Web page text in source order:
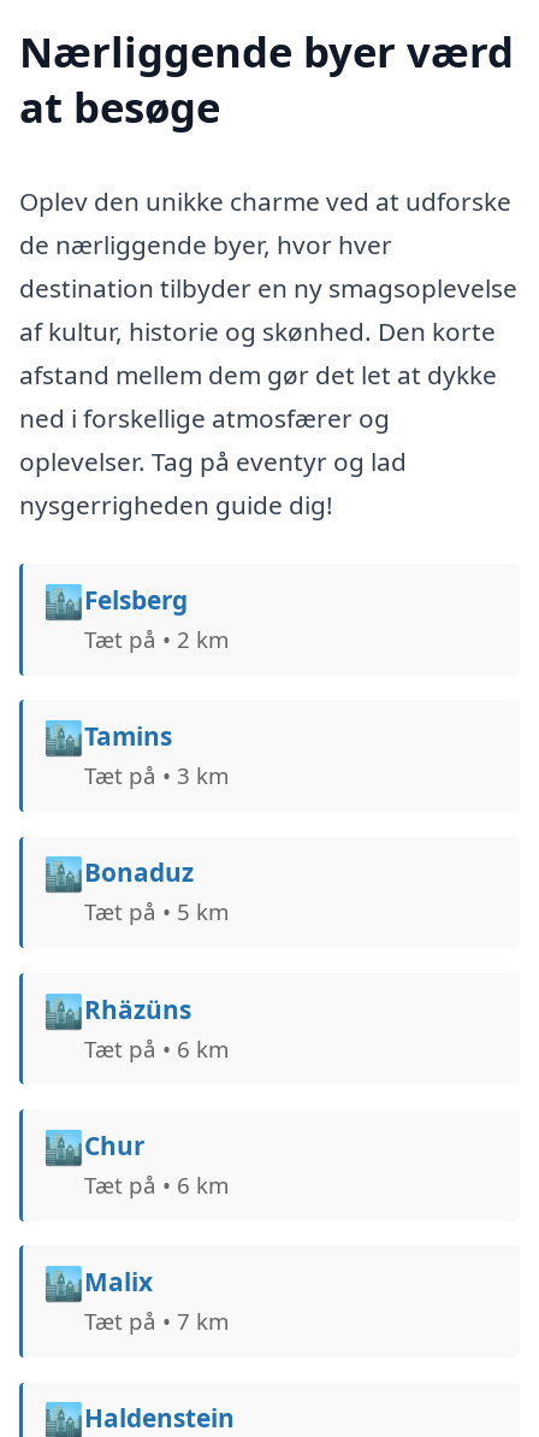
Nærliggende byer værd
at besøge
Oplev den unikke charme ved at udforske
de nærliggende byer, hvor hver
destination tilbyder en ny smagsoplevelse
af kultur, historie og skønhed. Den korte
afstand mellem dem gør det let at dykke
ned i forskellige atmosfærer og
oplevelser. Tag på eventyr og lad
nysgerrigheden guide dig!
🏙️Felsberg
Tæt på • 2 km
🏙️Tamins
Tæt på • 3 km
🏙️Bonaduz
Tæt på • 5 km
🏙️Rhäzüns
Tæt på • 6 km
🏙️Chur
Tæt på • 6 km
🏙️Malix
Tæt på • 7 km
🏙️Haldenstein